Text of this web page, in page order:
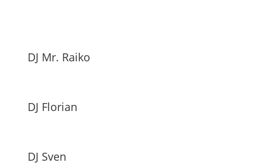
DJ Mr. Raiko
DJ Florian
DJ Sven